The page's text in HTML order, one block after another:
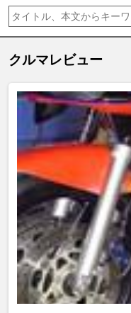
クルマレビュー